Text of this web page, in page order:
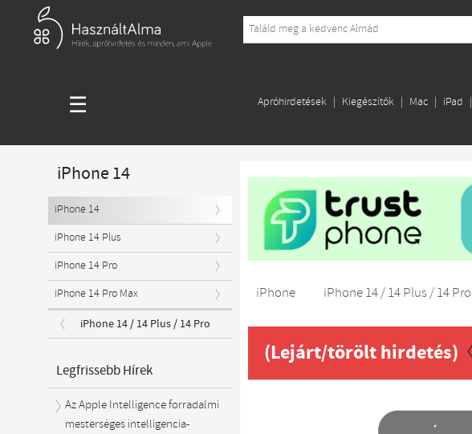
☰ Apróhirdetések Kiegészítők Mac iPad
iPhone iPhone 14 / 14 Plus / 14 Pro
(Lejárt/törölt hirdetés)
iPhone 14
iPhone 14
iPhone 14 Plus
iPhone 14 Pro
iPhone 14 Pro Max
iPhone 14 / 14 Plus / 14 Pro
Legfrissebb Hírek
Az Apple Intelligence forradalmi
mesterséges intelligencia-